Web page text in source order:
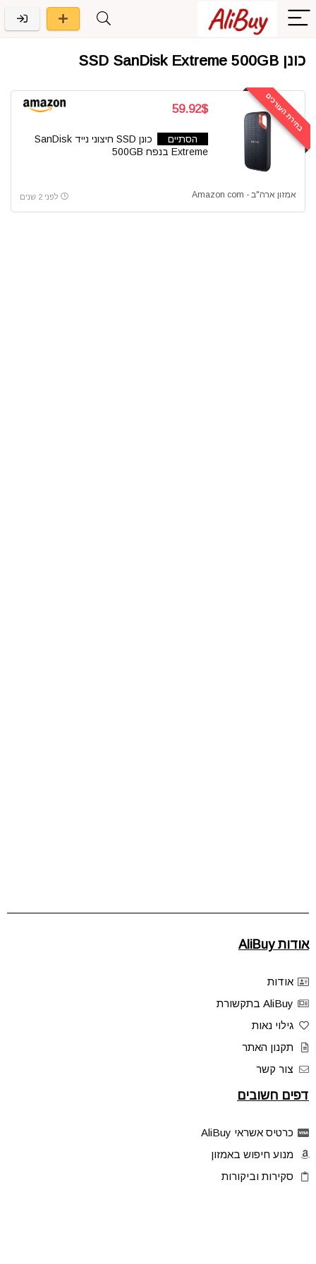
כונן SSD SanDisk Extreme 500GB
בחירת העורכים 59.92$
הסתיים
כונן SSD חיצוני נייד SanDisk
Extreme בנפח 500GB
אמזון ארה"ב - Amazon com לפני 2 שנים
אודות AliBuy
אודות
AliBuy בתקשורת
גילוי נאות
תקנון האתר
צור קשר
דפים חשובים
כרטיס אשראי AliBuy
מנוע חיפוש באמזון
סקירות וביקורות